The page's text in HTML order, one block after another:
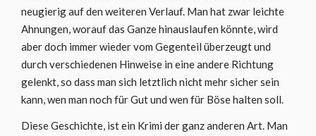
neugierig auf den weiteren Verlauf. Man hat zwar leichte
Ahnungen, worauf das Ganze hinauslaufen könnte, wird
aber doch immer wieder vom Gegenteil überzeugt und
durch verschiedenen Hinweise in eine andere Richtung
gelenkt, so dass man sich letztlich nicht mehr sicher sein
kann, wen man noch für Gut und wen für Böse halten soll.
Diese Geschichte, ist ein Krimi der ganz anderen Art. Man